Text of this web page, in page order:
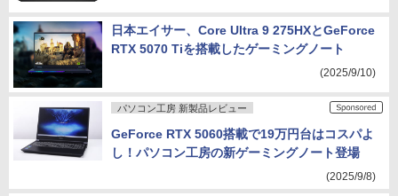
日本エイサー、Core Ultra 9 275HXとGeForce
RTX 5070 Tiを搭載したゲーミングノート
(2025/9/10)
パソコン工房 新製品レビュー
GeForce RTX 5060搭載で19万円台はコスパよ
し！パソコン工房の新ゲーミングノート登場
(2025/9/8)